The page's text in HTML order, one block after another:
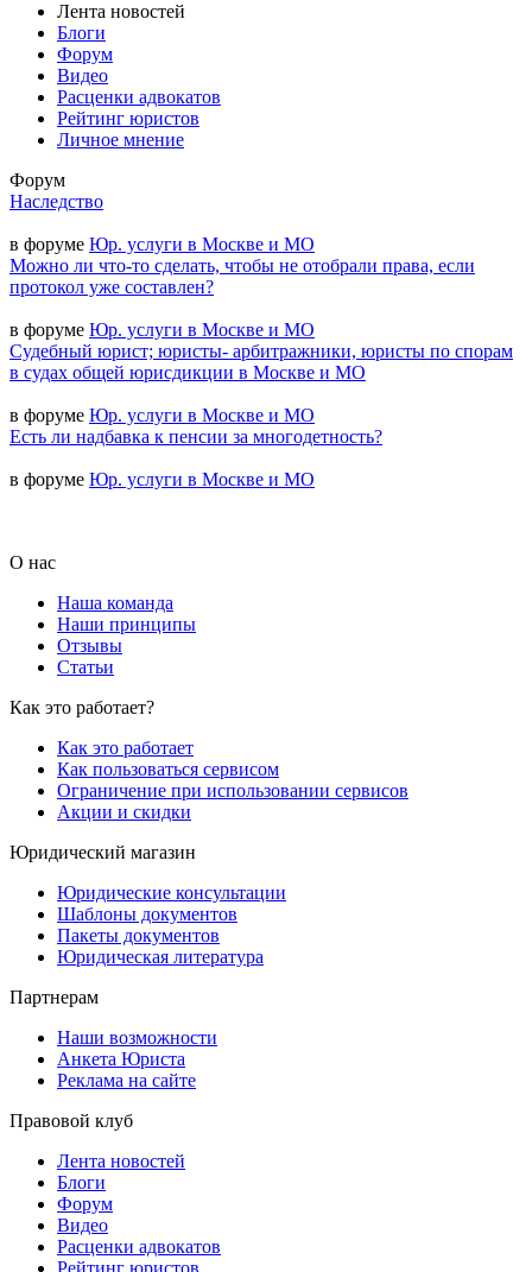
Лента новостей
Блоги
Форум
Видео
Расценки адвокатов
Рейтинг юристов
Личное мнение
Форум
Наследство
в форуме Юр. услуги в Москве и МО
Можно ли что-то сделать, чтобы не отобрали права, если
протокол уже составлен?
в форуме Юр. услуги в Москве и МО
Судебный юрист; юристы- арбитражники, юристы по спорам
в судах общей юрисдикции в Москве и МО
в форуме Юр. услуги в Москве и МО
Есть ли надбавка к пенсии за многодетность?
в форуме Юр. услуги в Москве и МО
О нас
Наша команда
Наши принципы
Отзывы
Статьи
Как это работает?
Как это работает
Как пользоваться сервисом
Ограничение при использовании сервисов
Акции и скидки
Юридический магазин
Юридические консультации
Шаблоны документов
Пакеты документов
Юридическая литература
Партнерам
Наши возможности
Анкета Юриста
Реклама на сайте
Правовой клуб
Лента новостей
Блоги
Форум
Видео
Расценки адвокатов